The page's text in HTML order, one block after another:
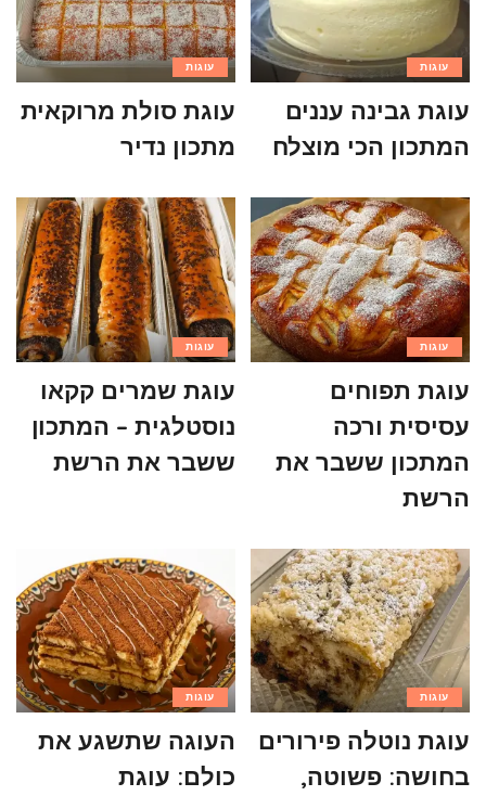
עוגות
עוגת גבינה עננים
המתכון הכי מוצלח
עוגות
עוגת סולת מרוקאית
מתכון נדיר
עוגות
עוגת תפוחים
עסיסית ורכה
המתכון ששבר את
הרשת
עוגות
עוגת שמרים קקאו
נוסטלגית – המתכון
ששבר את הרשת
עוגות
עוגת נוטלה פירורים
בחושה: פשוטה,
עוגות
העוגה שתשגע את
כולם: עוגת